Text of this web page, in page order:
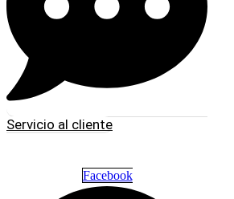
Servicio al cliente
Facebook